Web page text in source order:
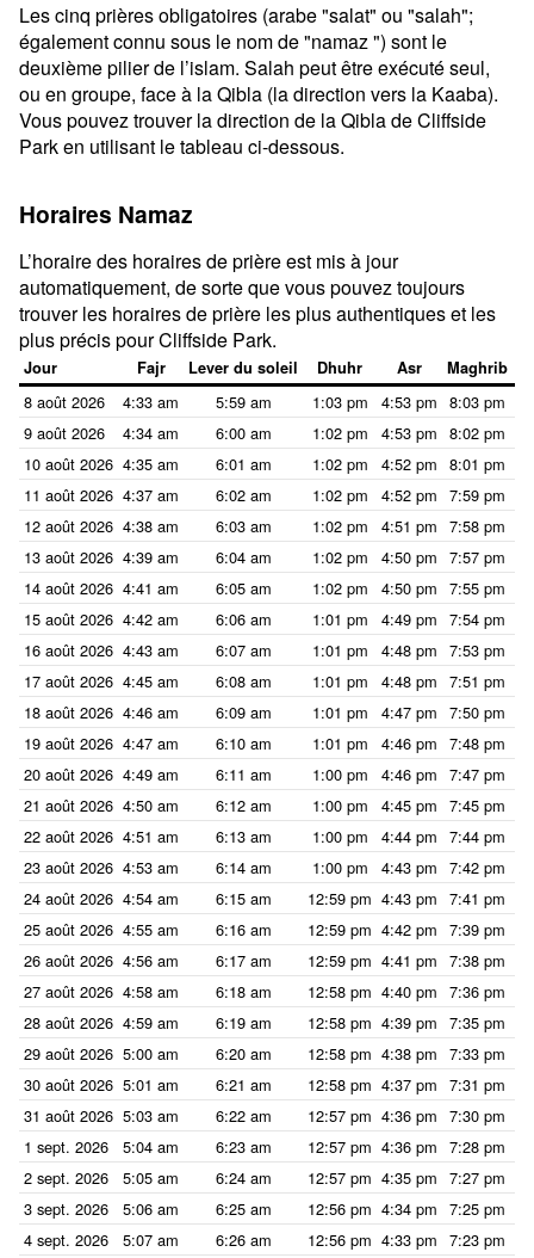
Les cinq prières obligatoires (arabe "salat" ou "salah";
également connu sous le nom de "namaz ") sont le
deuxième pilier de l’islam. Salah peut être exécuté seul,
ou en groupe, face à la Qibla (la direction vers la Kaaba).
Vous pouvez trouver la direction de la Qibla de Cliffside
Park en utilisant le tableau ci-dessous.
Horaires Namaz
L’horaire des horaires de prière est mis à jour
automatiquement, de sorte que vous pouvez toujours
trouver les horaires de prière les plus authentiques et les
plus précis pour Cliffside Park.
Jour Fajr Lever du soleil Dhuhr Asr Maghrib
8 août 2026 4:33 am 5:59 am 1:03 pm 4:53 pm 8:03 pm
9 août 2026
4:34 am 6:00 am 1:02 pm 4:53 pm 8:02 pm
10 août 2026 4:35 am 6:01 am 1:02 pm 4:52 pm 8:01 pm
11 août 2026 4:37 am 6:02 am 1:02 pm 4:52 pm 7:59 pm
12 août 2026 4:38 am 6:03 am 1:02 pm 4:51 pm 7:58 pm
13 août 2026 4:39 am 6:04 am 1:02 pm 4:50 pm 7:57 pm
14 août 2026 4:41 am 6:05 am 1:02 pm 4:50 pm 7:55 pm
15 août 2026 4:42 am 6:06 am 1:01 pm 4:49 pm 7:54 pm
16 août 2026 4:43 am 6:07 am 1:01 pm 4:48 pm 7:53 pm
17 août 2026 4:45 am 6:08 am 1:01 pm 4:48 pm 7:51 pm
18 août 2026 4:46 am 6:09 am 1:01 pm 4:47 pm 7:50 pm
19 août 2026 4:47 am 6:10 am 1:01 pm 4:46 pm 7:48 pm
20 août 2026 4:49 am 6:11 am 1:00 pm 4:46 pm 7:47 pm
21 août 2026 4:50 am 6:12 am 1:00 pm 4:45 pm 7:45 pm
22 août 2026 4:51 am 6:13 am 1:00 pm 4:44 pm 7:44 pm
23 août 2026 4:53 am 6:14 am 1:00 pm 4:43 pm 7:42 pm
24 août 2026 4:54 am 6:15 am 12:59 pm 4:43 pm 7:41 pm
25 août 2026 4:55 am 6:16 am 12:59 pm 4:42 pm 7:39 pm
26 août 2026 4:56 am 6:17 am 12:59 pm 4:41 pm 7:38 pm
27 août 2026 4:58 am 6:18 am 12:58 pm 4:40 pm 7:36 pm
28 août 2026 4:59 am 6:19 am 12:58 pm 4:39 pm 7:35 pm
29 août 2026 5:00 am 6:20 am 12:58 pm 4:38 pm 7:33 pm
30 août 2026 5:01 am 6:21 am 12:58 pm 4:37 pm 7:31 pm
31 août 2026 5:03 am 6:22 am 12:57 pm 4:36 pm 7:30 pm
1 sept. 2026
5:04 am 6:23 am 12:57 pm 4:36 pm 7:28 pm
2 sept. 2026
5:05 am 6:24 am 12:57 pm 4:35 pm 7:27 pm
3 sept. 2026
5:06 am 6:25 am 12:56 pm 4:34 pm 7:25 pm
4 sept. 2026
5:07 am 6:26 am 12:56 pm 4:33 pm 7:23 pm